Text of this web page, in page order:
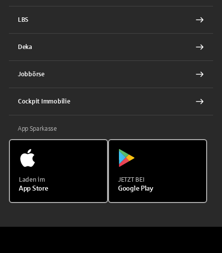
LBS
Deka
Jobbörse
Cockpit Immobilie
App Sparkasse
Laden im
App Store
JETZT BEI
Google Play